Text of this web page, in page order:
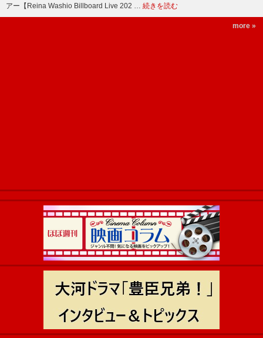
アー【Reina Washio Billboard Live 202 … 続きを読む
more »